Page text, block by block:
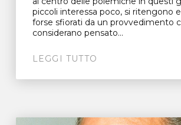
piccoli interessa poco, si ritengono
forse sfiorati da un provvedimento
considerano pensato...
LEGGI TUTTO